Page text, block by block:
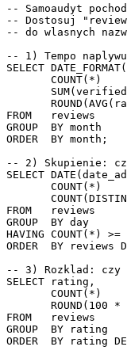
-- Samoaudyt
-- Dostosuj
-- do wlasnych
-- 1) Tempo
SELECT
COUNT(*)
FROM   reviews
GROUP  BY month
ORDER  BY month;
-- 2) Skupienie:
SELECT
COUNT(*)
FROM   reviews
GROUP  BY day
HAVING
ORDER  BY reviews
-- 3) Rozklad: czy
SELECT rating,
COUNT(*)
ROUND(100 *
FROM   reviews
GROUP  BY rating
ORDER  BY rating